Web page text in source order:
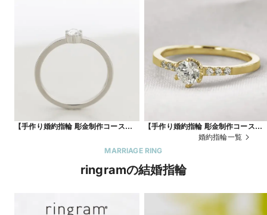
【手作り婚約指輪 彫金制作コース】ダ
【手作り婚約指輪 彫金制作コース】
レダイヤ付きイエローゴールドリング
婚約指輪一覧
MARRIAGE RING
ringramの結婚指輪